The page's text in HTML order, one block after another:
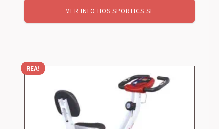
MER INFO HOS SPORTICS.SE
REA!